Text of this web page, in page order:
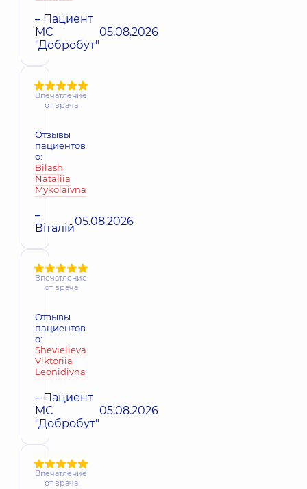
– Пациент
МС
"Добробут"
05.08.2026
Впечатление
от врача
Отзывы
пациентов
о:
Bilash
Nataliia
Mykolaivna
–
Віталій05.08.2026
Впечатление
от врача
Отзывы
пациентов
о:
Shevielieva
Viktoriia
Leonidivna
– Пациент
МС
"Добробут"
05.08.2026
Впечатление
от врача